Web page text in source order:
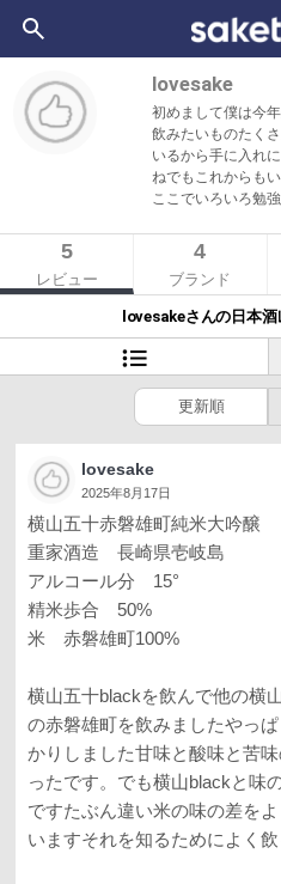
lovesake
初めまして僕は今
飲みたいものたく
いるから手に入れ
ねでもこれからも
ここでいろいろ勉
5
レビュー
4
ブランド
lovesakeさんの日本
更新順
lovesake
2025年8月17日
横山五十赤磐雄町純米大吟醸
重家酒造 長崎県壱岐島
アルコール分 15°
精米歩合 50%
米 赤磐雄町100%
横山五十blackを飲んで他の横
の赤磐雄町を飲みましたやっ
かりしました甘味と酸味と苦
ったです。でも横山blackと味
ですたぶん違い米の味の差を
いますそれを知るためによく飲